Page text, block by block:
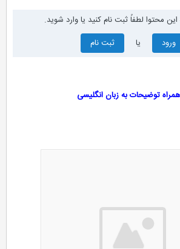
محتوا لطفاً ثبت نام کنید یا وارد شوید.
ورود
ثبت نام
توضیحات به زبان انگلیسی